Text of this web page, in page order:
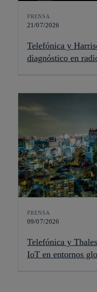
PRENSA
21/07/2026
Telefónica y
diagnóstico en
PRENSA
09/07/2026
Telefónica y
IoT en entornos